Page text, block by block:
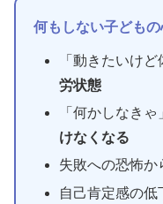
何もしない子どもの
「動きたいけ
労状態
「何かしなき
けなくなる
失敗への恐怖か
自己肯定感の低